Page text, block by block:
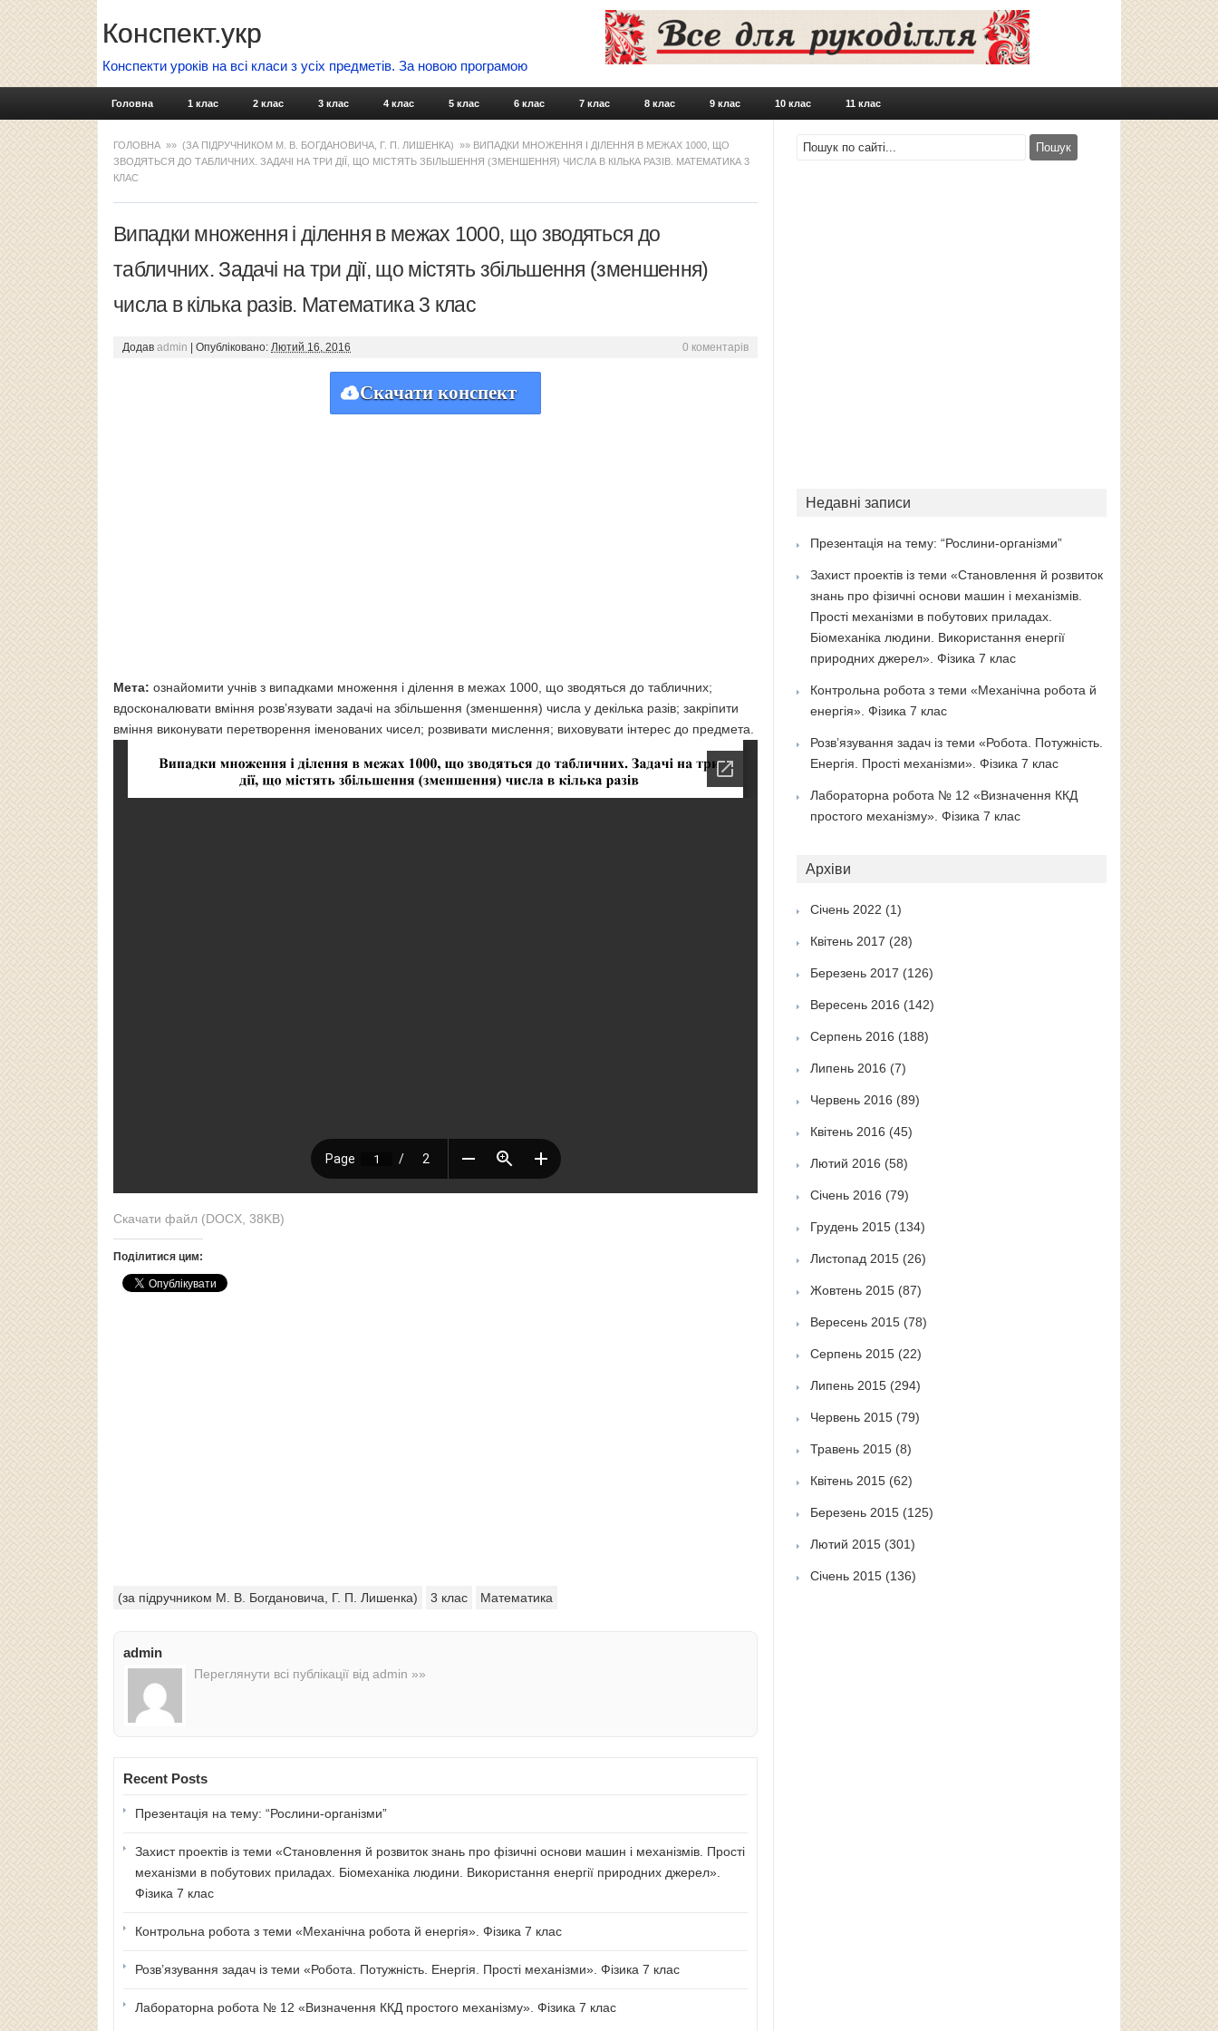
Конспект.укр
Конспекти уроків на всі класи з усіх предметів. За новою програмою
Skip to content
Головна 1 клас 2 клас 3 клас 4 клас 5 клас 6 клас 7 клас 8 клас 9 клас 10 клас 11 клас
ГОЛОВНА »» (ЗА ПІДРУЧНИКОМ М. В. БОГДАНОВИЧА, Г. П. ЛИШЕНКА) »» ВИПАДКИ МНОЖЕННЯ І ДІЛЕННЯ В МЕЖАХ 1000, ЩО
ЗВОДЯТЬСЯ ДО ТАБЛИЧНИХ. ЗАДАЧІ НА ТРИ ДІЇ, ЩО МІСТЯТЬ ЗБІЛЬШЕННЯ (ЗМЕНШЕННЯ) ЧИСЛА В КІЛЬКА РАЗІВ. МАТЕМАТИКА 3
КЛАС
Випадки множення і ділення в межах 1000, що зводяться до
табличних. Задачі на три дії, що містять збільшення (зменшення)
числа в кілька разів. Математика 3 клас
Додав admin Опубліковано: Лютий 16, 2016 0 коментарів
Скачати конспект
Мета: ознайомити учнів з випадками множення і ділення в межах 1000, що зводяться до табличних;
вдосконалювати вміння розв’язувати задачі на збільшення (зменшення) числа у декілька разів; закріпити
вміння виконувати перетворення іменованих чисел; розвивати мислення; виховувати інтерес до предмета.
Скачати файл (DOCX, 38KB)
Поділитися цим:
(за підручником М. В. Богдановича, Г. П. Лишенка) 3 клас Математика
admin
Переглянути всі публікації від admin »»
Recent Posts
Презентація на тему: “Рослини-організми”
Захист проектів із теми «Становлення й розвиток знань про фізичні основи машин і механізмів. Прості
механізми в побутових приладах. Біомеханіка людини. Використання енергії природних джерел».
Фізика 7 клас
Контрольна робота з теми «Механічна робота й енергія». Фізика 7 клас
Розв’язування задач із теми «Робота. Потужність. Енергія. Прості механізми». Фізика 7 клас
Лабораторна робота № 12 «Визначення ККД простого механізму». Фізика 7 клас
Недавні записи
Презентація на тему: “Рослини-організми”
Захист проектів із теми «Становлення й розвиток
знань про фізичні основи машин і механізмів.
Прості механізми в побутових приладах.
Біомеханіка людини. Використання енергії
природних джерел». Фізика 7 клас
Контрольна робота з теми «Механічна робота й
енергія». Фізика 7 клас
Розв’язування задач із теми «Робота. Потужність.
Енергія. Прості механізми». Фізика 7 клас
Лабораторна робота № 12 «Визначення ККД
простого механізму». Фізика 7 клас
Архіви
Січень 2022 (1)
Квітень 2017 (28)
Березень 2017 (126)
Вересень 2016 (142)
Серпень 2016 (188)
Липень 2016 (7)
Червень 2016 (89)
Квітень 2016 (45)
Лютий 2016 (58)
Січень 2016 (79)
Грудень 2015(134)
Листопад 2015(26)
Жовтень 2015(87)
Вересень 2015(78)
Серпень 2015(22)
Липень 2015(294)
Червень 2015(79)
Травень 2015(8)
Квітень 2015(62)
Березень 2015(125)
Лютий 2015(301)
Січень 2015(136)